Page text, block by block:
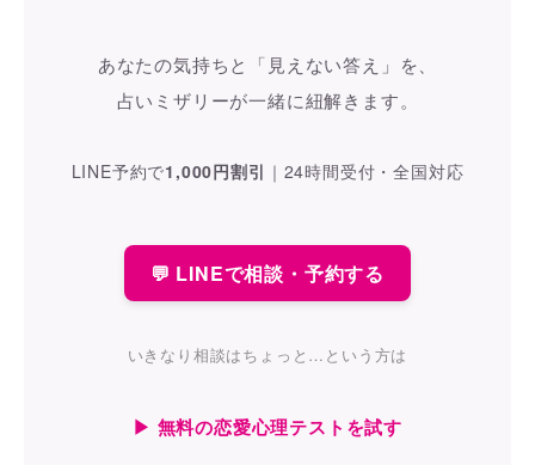
あなたの気持ちと「見えない答え」を、
占いミザリーが一緒に紐解きます。
LINE予約で1,000円割引 ｜ 24時間受付・全国対応
💬 LINEで相談・予約する
いきなり相談はちょっと…という方は
▶ 無料の恋愛心理テストを試す